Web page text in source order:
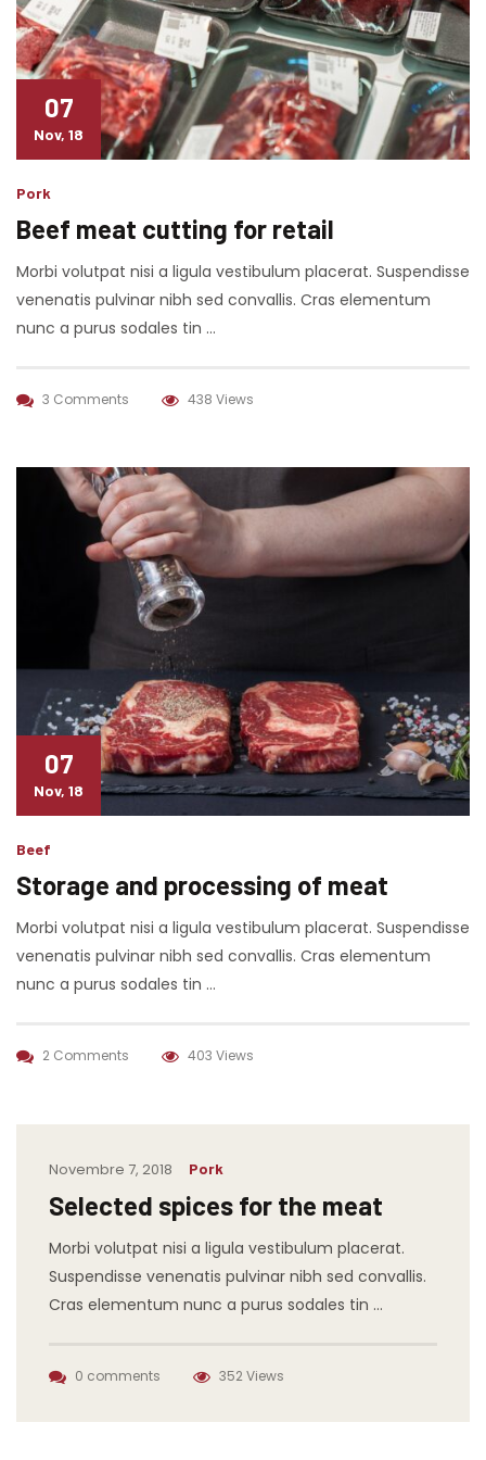
07
Nov, 18
Pork
Beef meat cutting for retail
Morbi volutpat nisi a ligula vestibulum placerat. Suspendisse
venenatis pulvinar nibh sed convallis. Cras elementum
nunc a purus sodales tin …
3 Comments 438 Views
07
Nov, 18
Beef
Storage and processing of meat
Morbi volutpat nisi a ligula vestibulum placerat. Suspendisse
venenatis pulvinar nibh sed convallis. Cras elementum
nunc a purus sodales tin …
2 Comments 403 Views
Novembre 7, 2018 Pork
Selected spices for the meat
Morbi volutpat nisi a ligula vestibulum placerat.
Suspendisse venenatis pulvinar nibh sed convallis.
Cras elementum nunc a purus sodales tin …
0 comments 352 Views